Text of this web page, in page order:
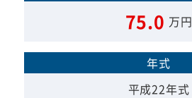
75.0 万円
年式
平成22年式